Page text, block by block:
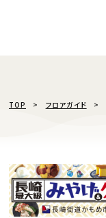
TOP フロアガイド